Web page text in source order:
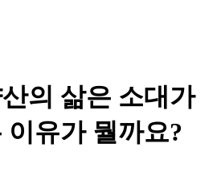
의 삶은 소대가
이유가 뭘까요?